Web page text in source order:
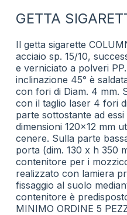
GETTA
Il getta sigarette
acciaio sp. 15/10,
e verniciato a polveri
inclinazione 45° è
con fori di Diam. 4 mm.
con il taglio laser 4 fori
parte sottostante ad
dimensioni 120×12 mm
cenere. Sulla parte
porta (dim. 130 x h 350
contenitore per i
realizzato con lamiera
fissaggio al suolo
contenitore è
MINIMO ORDINE 5